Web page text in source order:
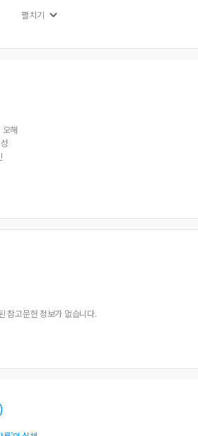
라고 주장한다. 그러나 그것은 실록의 원문에 있는
난 무장이 아니었음을 명확하게 증언한 사료도 있다.
보내야 한다”는 주장이었다. ‘원균 명장론’은 이처럼
펼치기
오해
참고문헌 정보가 없습니다.
)